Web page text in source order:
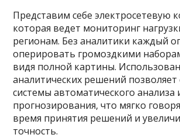
Представим себе электросетевую
которая ведет мониторинг
регионам. Без аналитики каждый
оперировать громоздкими
видя полной картины.
аналитических решений позволяет
системы автоматического анализа
прогнозирования, что мягко
время принятия решений и
точность.